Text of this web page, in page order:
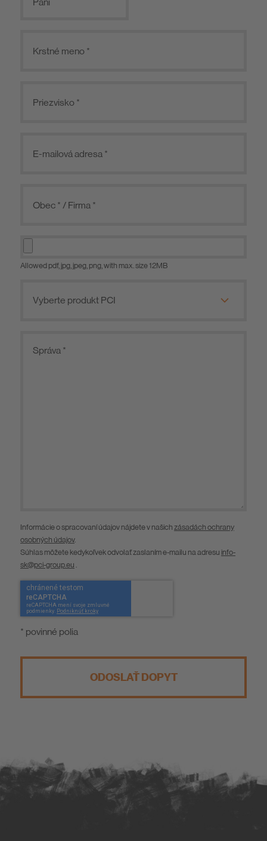
Allowed pdf, jpg, jpeg, png, with max. size 12MB
Informácie o spracovaní údajov nájdete v našich zásadách ochrany
osobných údajov.
Súhlas môžete kedykoľvek odvolať zaslaním e-mailu na adresu info-
sk@pci-group.eu .
* povinné polia
ODOSLAŤ DOPYT